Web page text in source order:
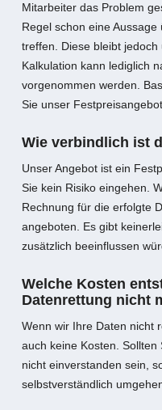
Mitarbeiter das Problem
Regel schon eine
treffen. Diese bleibt
Kalkulation kann lediglich
vorgenommen werden.
Sie unser Festpreisangebot.
Wie verbindlich ist
Unser Angebot ist ein
Sie kein Risiko eingehen.
Rechnung für die erfolgte
angeboten. Es gibt
zusätzlich beeinflussen
Welche Kosten
Datenrettung nicht
Wenn wir Ihre Daten nicht
auch keine Kosten.
nicht einverstanden sein,
selbstverständlich